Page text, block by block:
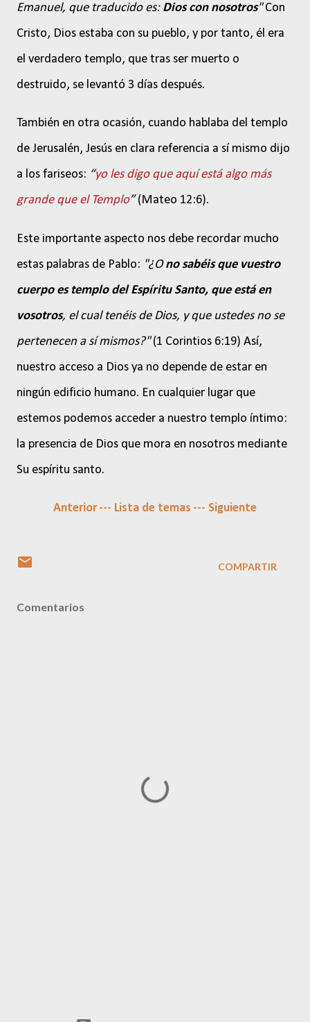
Emanuel, que traducido es: Dios con nosotros"Con
Cristo, Dios estaba con su pueblo, y por tanto, él era
el verdadero templo, que tras ser muerto o
destruido, se levantó 3 días después.
También en otra ocasión, cuando hablaba del templo
de Jerusalén, Jesús en clara referencia a sí mismo dijo
a los fariseos: “yo les digo que aquí está algo más
grande que el Templo”(Mateo 12:6).
Este importante aspecto nos debe recordar mucho
estas palabras de Pablo: "¿Ono sabéis que vuestro
cuerpo es templo del Espíritu Santo, que está en
vosotros, el cual tenéis de Dios, y que ustedes no se
pertenecen a sí mismos?"(1 Corintios 6:19) Así,
nuestro acceso a Dios ya no depende de estar en
ningún edificio humano. En cualquier lugar que
estemos podemos acceder a nuestro templo íntimo:
la presencia de Dios que mora en nosotros mediante
Su espíritu santo.
Anterior --- Lista de temas --- Siguiente
COMPARTIR
Comentarios